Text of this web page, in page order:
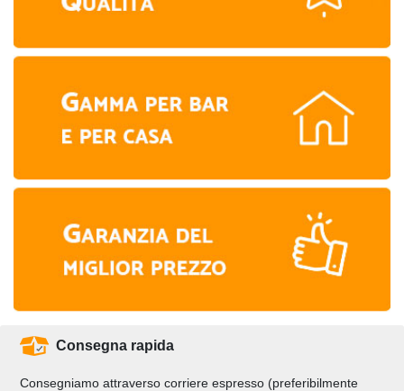
Consegna rapida
Consegniamo attraverso corriere espresso (preferibilmente